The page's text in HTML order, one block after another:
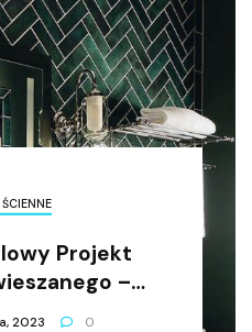
Projekt
–
Design
2023 0